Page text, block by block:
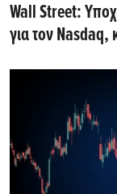
Wall Street:
για τον Nasdaq,